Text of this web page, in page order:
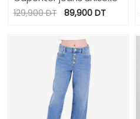
129,900DT 89,900DT